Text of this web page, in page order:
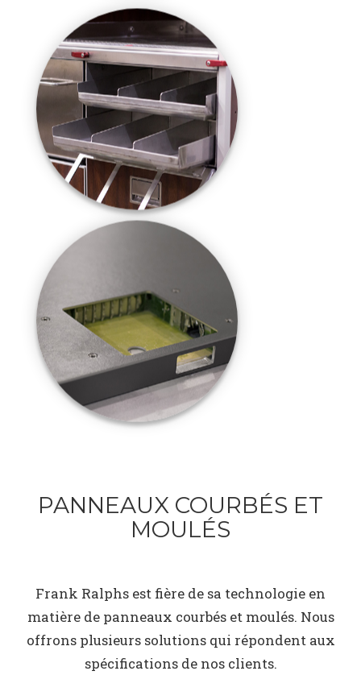
PANNEAUX COURBÉS ET
MOULÉS
Frank Ralphs est fière de sa technologie en
matière de panneaux courbés et moulés. Nous
offrons plusieurs solutions qui répondent aux
spécifications de nos clients.